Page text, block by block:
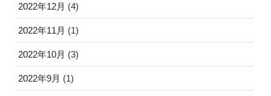
2022年12月 (4)
2022年11月 (1)
2022年10月 (3)
2022年9月 (1)